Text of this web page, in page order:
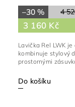
4
–30 %
3 160 Kč
Do košíku
Lavička Rel LWK
kombinuje stylový
prostornými